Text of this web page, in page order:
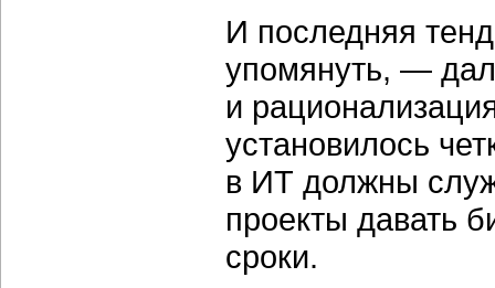
И последняя
упомянуть, —
и
установилось
в ИТ должны
проекты давать
сроки.